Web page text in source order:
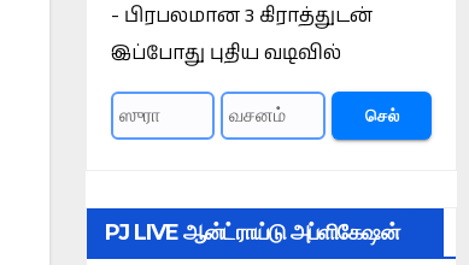
- பிரபலமான 3 கிராத்துடன்
இப்போது புதிய வடிவில்
செல்
PJ LIVE ஆன்ட்ராய்டு அப்ளிகேஷன்